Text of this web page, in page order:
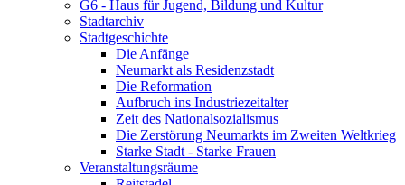
G6 - Haus für Jugend, Bildung und Kultur
Stadtarchiv
Stadtgeschichte
Die Anfänge
Neumarkt als Residenzstadt
Die Reformation
Aufbruch ins Industriezeitalter
Zeit des Nationalsozialismus
Die Zerstörung Neumarkts im Zweiten Weltkrieg
Starke Stadt - Starke Frauen
Veranstaltungsräume